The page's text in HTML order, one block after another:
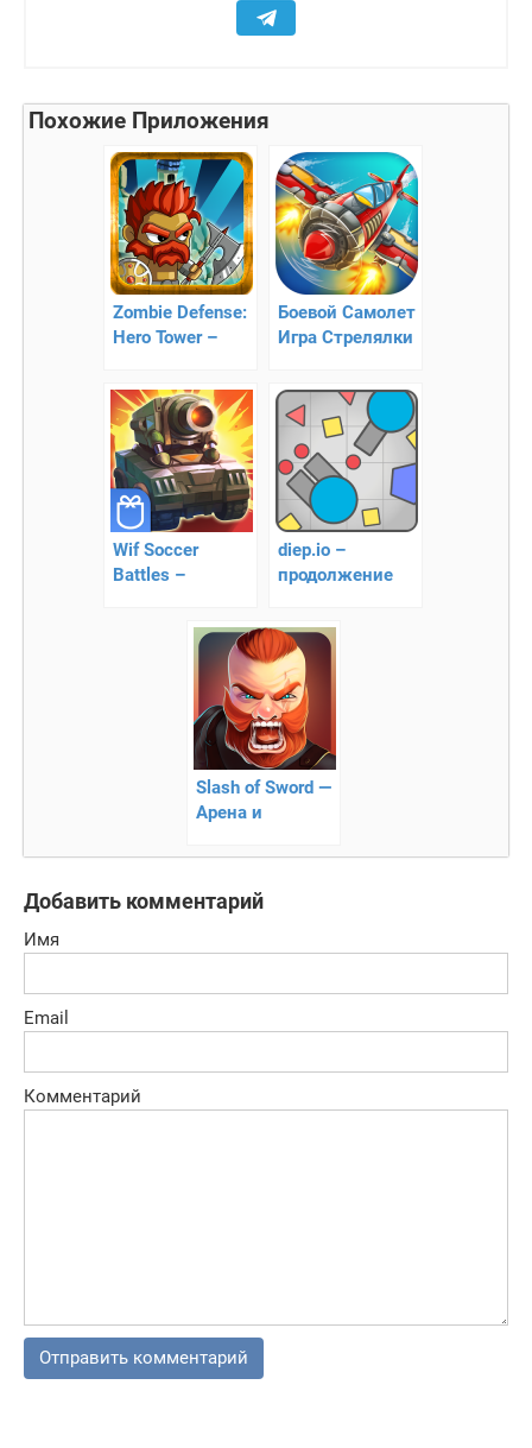
Похожие Приложения
Zombie Defense:
Hero Tower –
Зомби
Боевой Самолет
Игра Стрелялки
гоблинами
Wif Soccer
Battles –
сражения
diep.io –
продолжение
стратегии
Slash of Sword —
Арена и
Добавить комментарий
Имя
Email
Комментарий